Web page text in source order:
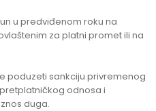
u predviđenom roku na
za platni promet ili na
poduzeti sankciju privremenog
odnosa i
duga.